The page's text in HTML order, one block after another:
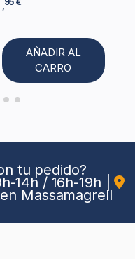
,
AÑADIR AL
CARRO
tu pedido?
14h / 16h-19h
Massamagrell